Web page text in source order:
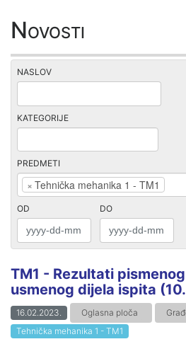
Novosti
NASLOV
KATEGORIJE
PREDMETI
× Tehnička mehanika 1 - TM1
OD DO
TM1 - Rezultati
usmenog dijela ispita
16.02.2023. Oglasna ploča
Tehnička mehanika 1 - TM1